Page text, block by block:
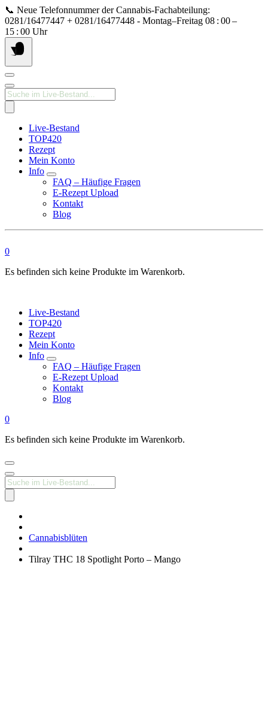
Springe
zum
Inhalt
📞 Neue Telefonnummer der Cannabis‑Fachabteilung:
0281/16477447 + 0281/16477448 - Montag–Freitag 08 : 00 –
15 : 00 Uhr
Products
search
Live-Bestand
TOP420
Rezept
Mein Konto
Info
FAQ – Häufige Fragen
E-Rezept Upload
Kontakt
Blog
0
Es befinden sich keine Produkte im Warenkorb.
Live-Bestand
TOP420
Rezept
Mein Konto
Info
FAQ – Häufige Fragen
E-Rezept Upload
Kontakt
Blog
0
Es befinden sich keine Produkte im Warenkorb.
Products
search
Apotheke
Cannabisblüten
Tilray THC 18 Spotlight Porto – Mango